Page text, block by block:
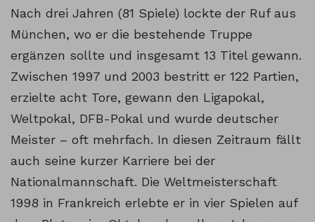
Nach drei Jahren (81 Spiele) lockte der Ruf aus
München, wo er die bestehende Truppe
ergänzen sollte und insgesamt 13 Titel gewann.
Zwischen 1997 und 2003 bestritt er 122 Partien,
erzielte acht Tore, gewann den Ligapokal,
Weltpokal, DFB-Pokal und wurde deutscher
Meister – oft mehrfach. In diesen Zeitraum fällt
auch seine kurzer Karriere bei der
Nationalmannschaft. Die Weltmeisterschaft
1998 in Frankreich erlebte er in vier Spielen auf